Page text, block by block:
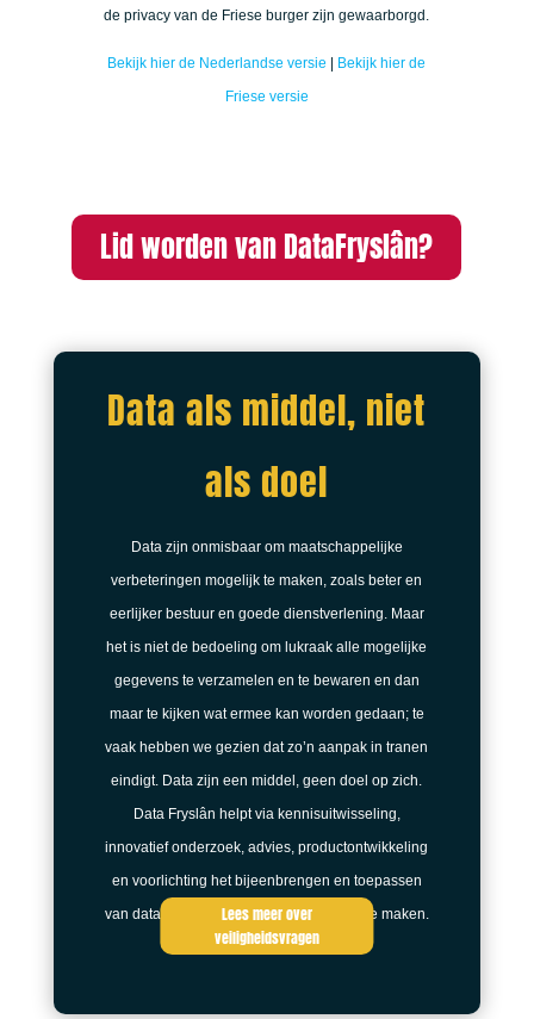
de privacy van de Friese burger zijn gewaarborgd.
Bekijk hier de Nederlandse versie
Bekijk hier de
Friese versie
Lid worden van DataFryslân?
Data als middel, niet
als doel
Data zijn onmisbaar om maatschappelijke
verbeteringen mogelijk te maken, zoals beter en
eerlijker bestuur en goede dienstverlening. Maar
het is niet de bedoeling om lukraak alle mogelijke
gegevens te verzamelen en te bewaren en dan
maar te kijken wat ermee kan worden gedaan; te
vaak hebben we gezien dat zo’n aanpak in tranen
eindigt. Data zijn een middel, geen doel op zich.
Data Fryslân helpt via kennisuitwisseling,
innovatief onderzoek, advies, productontwikkeling
en voorlichting het bijeenbrengen en toepassen
van data effectief, betrouwbaar en veilig te maken.
Lees meer over
veiligheidsvragen